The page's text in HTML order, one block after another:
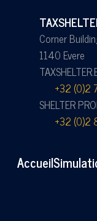
Corner
1140 Evere
+32 (0)2
SHELTER
+32 (0)2
Accueil